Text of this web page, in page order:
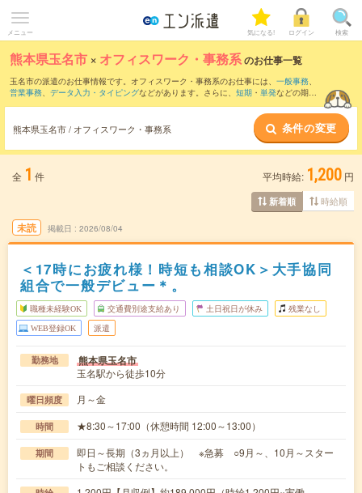
メニュー 気になる! ログイン 検索
熊本県玉名市 × オフィスワーク・事務系のお仕事一覧
玉名市の派遣のお仕事情報です。オフィスワーク・事務系のお仕事には、 一般事務、
営業事務、 データ入力・タイピングなどがあります。さらに、 短期 ・ 単発などの期間
熊本県玉名市 / オフィスワーク・事務系 条件の変更
全 1 件 平均時給: 1,200 円
新着順 時給順
未読 掲載日 2026/08/04
＜17時にお疲れ様！時短も相談OK＞大手協同
組合で一般デビュー＊。
職種未経験OK 交通費別途支給あり 土日祝日が休み 残業なし
WEB登録OK 派遣
勤務地 熊本県玉名市
玉名駅から徒歩10分
曜日頻度 月～金
時間 ★8:30～17:00（休憩時間 12:00～13:00）
期間
即日～長期（3ヵ月以上） ※急募 ○9月～、10月～スター
トもご相談ください。